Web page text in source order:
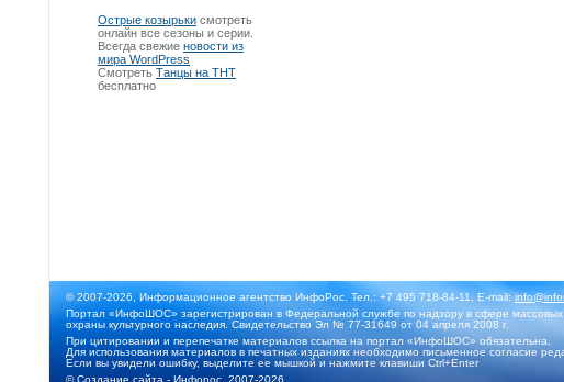
Острые козырьки смотреть
онлайн все сезоны и серии.
Всегда свежие новости из
мира WordPress
Смотреть Танцы на ТНТ
бесплатно
© 2007-2026, Информационное агентство ИнфоРос. Тел.: +7 495 718-84-11, E-mail:
Портал «ИнфоШОС» зарегистрирован в Федеральной службе по надзору в сфере массовых
охраны культурного наследия. Свидетельство Эл № 77-31649 от 04 апреля 2008 г.
При цитировании и перепечатке материалов ссылка на портал «ИнфоШОС» обязательна.
Для использования материалов в печатных изданиях необходимо письменное согласие
Если вы увидели ошибку, выделите ее мышкой и нажмите клавиши Ctrl+Enter
©Создание сайта - Инфорос, 2007-2026